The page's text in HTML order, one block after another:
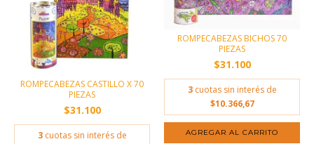
ROMPECABEZAS CASTILLO X 70
PIEZAS
$31.100
3 cuotas sin interés de
ROMPECABEZAS BICHOS 70
PIEZAS
$31.100
3 cuotas sin interés de
$10.366,67